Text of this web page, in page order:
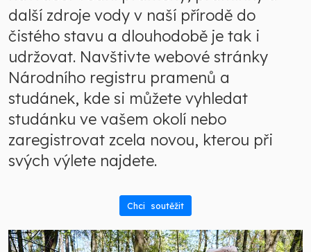
další zdroje vody v naší přírodě do
čistého stavu a dlouhodobě je tak i
udržovat. Navštivte webové stránky
Národního registru pramenů a
studánek, kde si můžete vyhledat
studánku ve vašem okolí nebo
zaregistrovat zcela novou, kterou při
svých výlete najdete.
Chci soutěžit